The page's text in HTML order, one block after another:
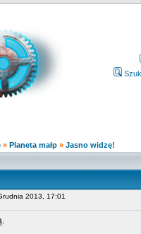
» Planeta małp » Jasno widzę!
2013, 17:01